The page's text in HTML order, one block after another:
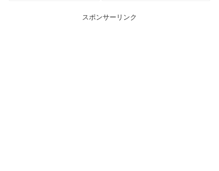
スポンサーリンク